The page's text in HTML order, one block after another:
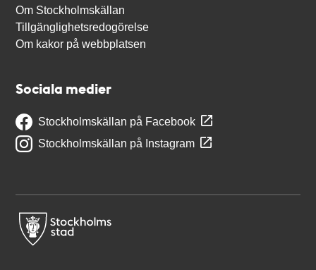
Om Stockholmskällan
Tillgänglighetsredogörelse
Om kakor på webbplatsen
Sociala medier
Stockholmskällan på Facebook
Stockholmskällan på Instagram